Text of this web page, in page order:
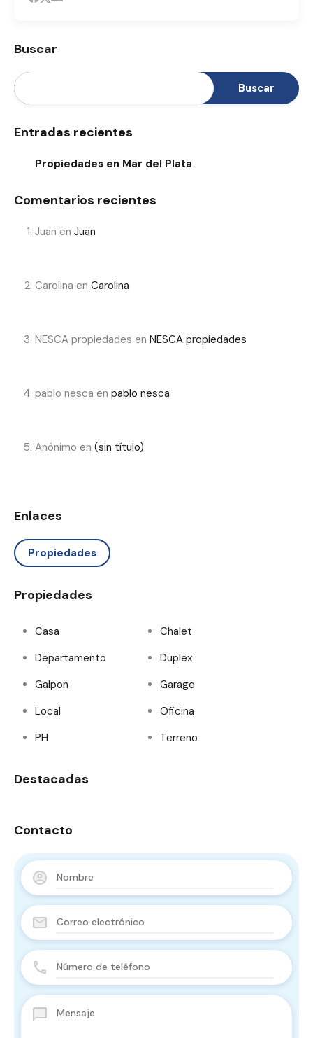
Buscar
Buscar
Entradas recientes
Propiedades en Mar del Plata
Comentarios recientes
Juan en Juan
Carolina en Carolina
NESCA propiedades en NESCA propiedades
pablo nesca en pablo nesca
Anónimo en (sin título)
Enlaces
Propiedades
Propiedades
Casa
Chalet
Departamento
Duplex
Galpon
Garage
Local
Oficina
PH
Terreno
Destacadas
Contacto